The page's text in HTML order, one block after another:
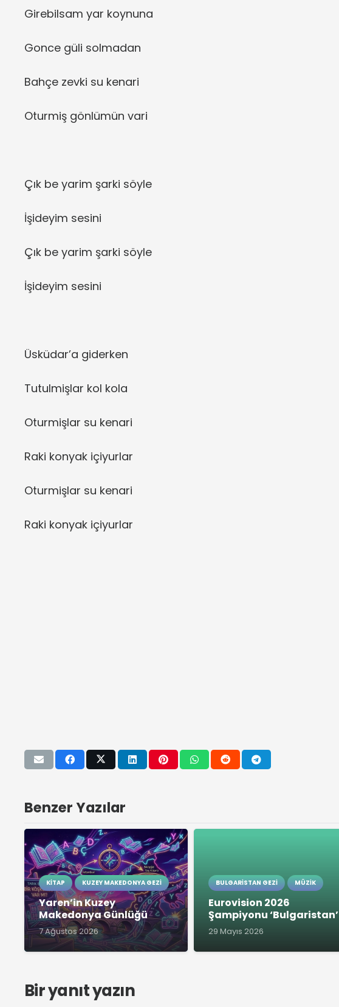
Girebilsam yar koynuna
Gonce güli solmadan
Bahçe zevki su kenari
Oturmiş gönlümün vari
Çık be yarim şarki söyle
İşideyim sesini
Çık be yarim şarki söyle
İşideyim sesini
Üsküdar’a giderken
Tutulmişlar kol kola
Oturmişlar su kenari
Raki konyak içiyurlar
Oturmişlar su kenari
Raki konyak içiyurlar
Benzer Yazılar
KITAP KUZEY MAKEDONYA GEZI
Yaren’in Kuzey
Makedonya Günlüğü
7 Ağustos 2026
BULGARISTAN GEZI MÜZIK
Eurovision 2026
Şampiyonu ‘Bulgaristan’
29 Mayıs 2026
Bir yanıt yazın